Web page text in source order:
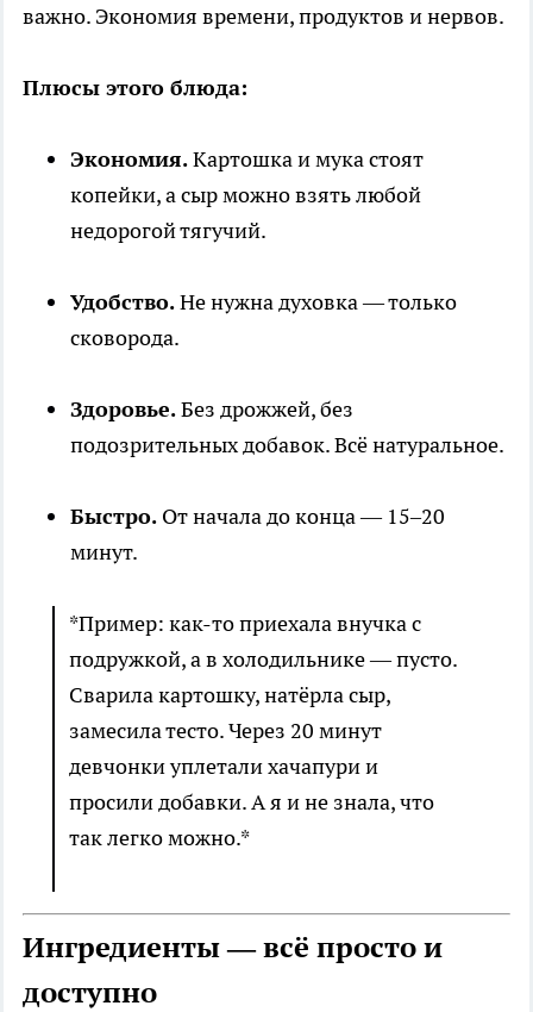
важно. Экономия времени, продуктов и нервов.
Плюсы этого блюда:
Экономия.Картошка и мука стоят
копейки, а сыр можно взять любой
недорогой тягучий.
Удобство.Не нужна духовка — только
сковорода.
Здоровье.Без дрожжей, без
подозрительных добавок. Всё натуральное.
Быстро. От начала до конца — 15–20
минут.
*Пример: как-то приехала внучка с
подружкой, а в холодильнике — пусто.
Сварила картошку, натёрла сыр,
замесила тесто. Через 20 минут
девчонки уплетали хачапури и
просили добавки. А я и не знала, что
так легко можно.*
Ингредиенты — всё просто и
доступно